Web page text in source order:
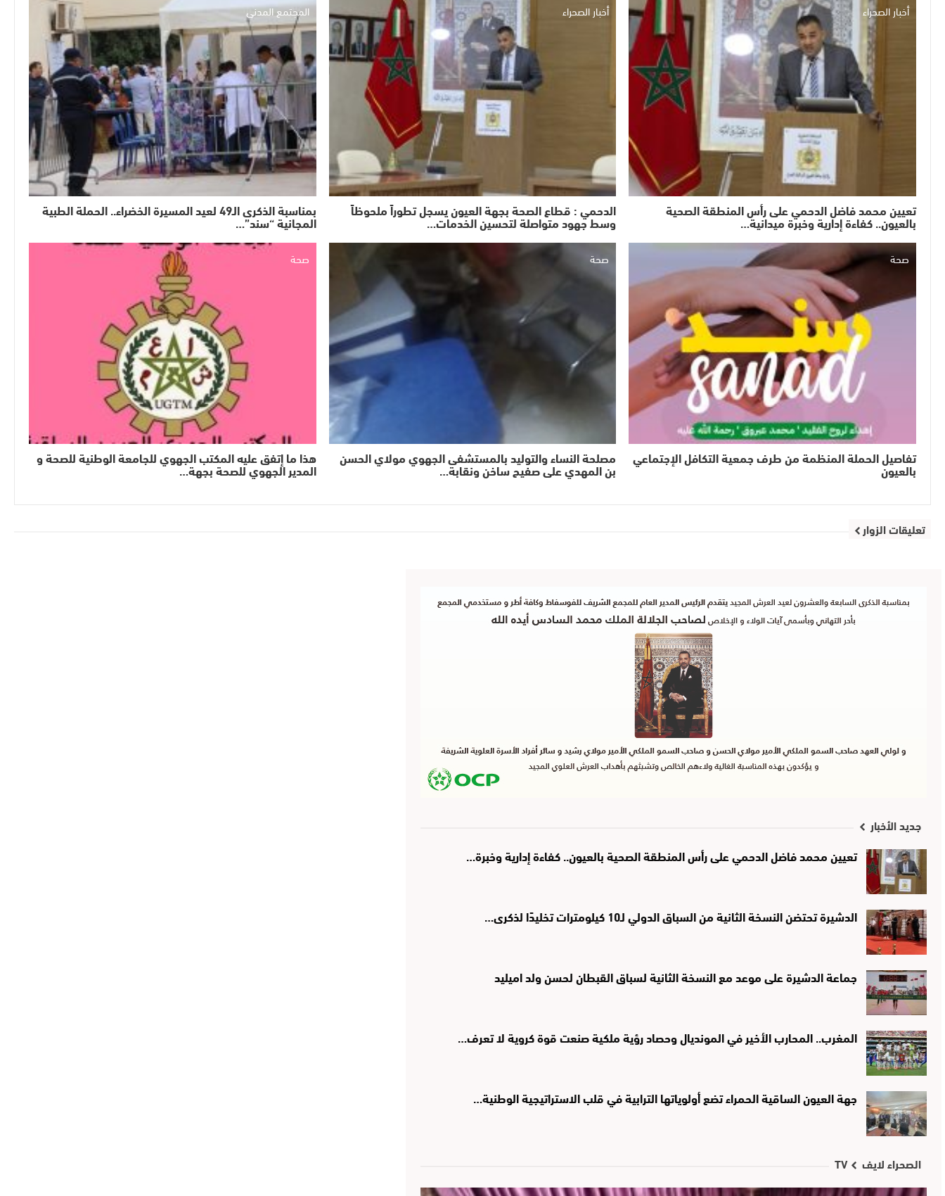
أخبار الصحراء
تعيين محمد فاضل الدحمي على رأس المنطقة الصحية
بالعيون.. كفاءة إدارية وخبرة ميدانية…
أخبار الصحراء
الدحمي : قطاع الصحة بجهة العيون يسجل تطوراً ملحوظاً
وسط جهود متواصلة لتحسين الخدمات…
المجتمع المدني
بمناسبة الذكرى الـ49 لعيد المسيرة الخضراء.. الحملة الطبية
المجانية “سند”…
صحة
تفاصيل الحملة المنظمة من طرف جمعية التكافل الإجتماعي
بالعيون
صحة
مصلحة النساء والتوليد بالمستشفى الجهوي مولاي الحسن
بن المهدي على صفيح ساخن ونقابة…
صحة
هذا ما إتفق عليه المكتب الجهوي للجامعة الوطنية للصحة و
المدير الجهوي للصحة بجهة…
تعليقات الزوار
جديد الأخبار
تعيين محمد فاضل الدحمي على رأس المنطقة الصحية بالعيون.. كفاءة إدارية وخبرة…
الدشيرة تحتضن النسخة الثانية من السباق الدولي لـ10 كيلومترات تخليدًا لذكرى…
جماعة الدشيرة على موعد مع النسخة الثانية لسباق القبطان لحسن ولد اميليد
المغرب.. المحارب الأخير في المونديال وحصاد رؤية ملكية صنعت قوة كروية لا تعرف…
جهة العيون الساقية الحمراء تضع أولوياتها الترابية في قلب الاستراتيجية الوطنية…
الصحراء لايف TV